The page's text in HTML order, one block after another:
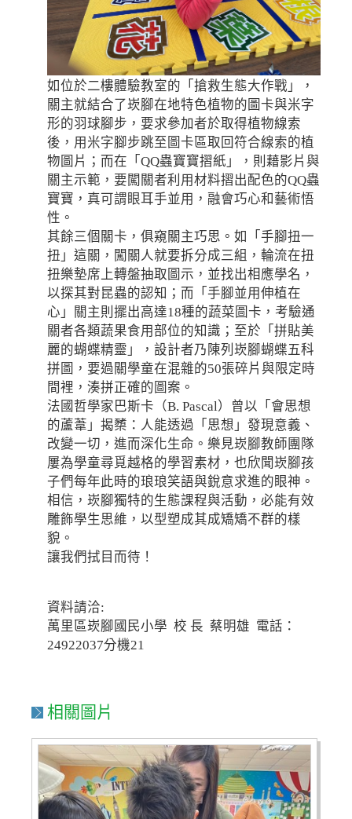
如位於二樓體驗教室的「搶救生態大作戰」，
關主就結合了崁腳在地特色植物的圖卡與米字
形的羽球腳步，要求參加者於取得植物線索
後，用米字腳步跳至圖卡區取回符合線索的植
物圖片；而在「QQ蟲寶寶摺紙」，則藉影片與
關主示範，要闖關者利用材料摺出配色的QQ蟲
寶寶，真可謂眼耳手並用，融會巧心和藝術悟
性。
其餘三個關卡，俱窺關主巧思。如「手腳扭一
扭」這關，闖關人就要拆分成三組，輪流在扭
扭樂墊席上轉盤抽取圖示，並找出相應學名，
以探其對昆蟲的認知；而「手腳並用伸植在
心」關主則擺出高達18種的蔬菜圖卡，考驗通
關者各類蔬果食用部位的知識；至於「拼貼美
麗的蝴蝶精靈」，設計者乃陳列崁腳蝴蝶五科
拼圖，要過關學童在混雜的50張碎片與限定時
間裡，湊拼正確的圖案。
法國哲學家巴斯卡（B. Pascal）曾以「會思想
的蘆葦」揭櫫：人能透過「思想」發現意義、
改變一切，進而深化生命。樂見崁腳教師團隊
屢為學童尋覓越格的學習素材，也欣聞崁腳孩
子們每年此時的琅琅笑語與銳意求進的眼神。
相信，崁腳獨特的生態課程與活動，必能有效
雕飾學生思維，以型塑成其成矯矯不群的樣
貌。
讓我們拭目而待！
資料請洽:
萬里區崁腳國民小學 校 長 蔡明雄 電話：
24922037分機21
相關圖片